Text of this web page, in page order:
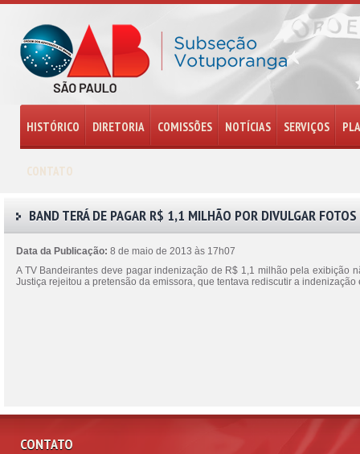
HISTÓRICO DIRETORIA COMISSÕES NOTÍCIAS SERVIÇOS
CONTATO
BAND TERÁ DE PAGAR R$ 1,1 MILHÃO POR DIVULGAR
Data da Publicação: 8 de maio de 2013 às 17h07
A TV Bandeirantes deve pagar indenização de R$ 1,1 milhão pela exibição
Justiça rejeitou a pretensão da emissora, que tentava rediscutir a
CONTATO